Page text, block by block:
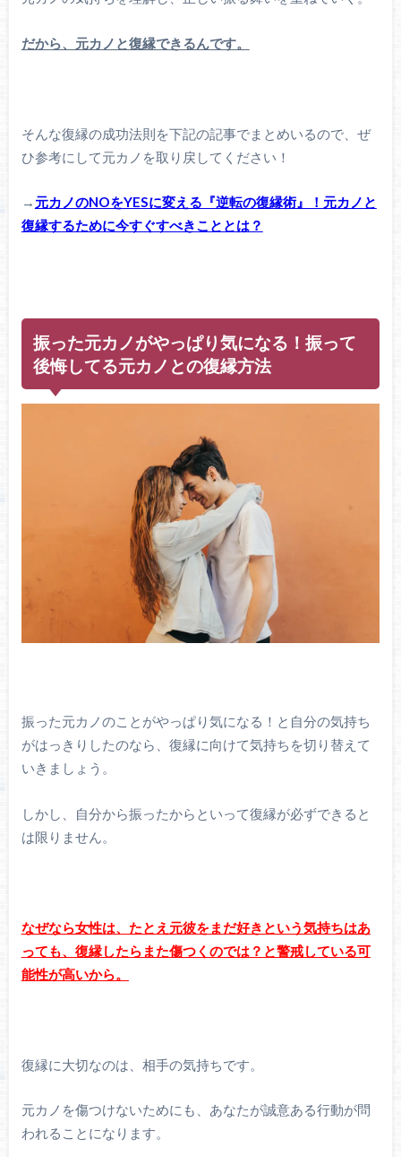
だから、元カノと復縁できるんです。
そんな復縁の成功法則を下記の記事でまとめいるので、ぜ
ひ参考にして元カノを取り戻してください！
→ 元カノのNOをYESに変える『逆転の復縁術』！元カノと
復縁するために今すぐすべきこととは？
振った元カノがやっぱり気になる！振って
後悔してる元カノとの復縁方法
振った元カノのことがやっぱり気になる！と自分の気持ち
がはっきりしたのなら、復縁に向けて気持ちを切り替えて
いきましょう。
しかし、自分から振ったからといって復縁が必ずできると
は限りません。
なぜなら女性は、たとえ元彼をまだ好きという気持ちはあ
っても、復縁したらまた傷つくのでは？と警戒している可
能性が高いから。
復縁に大切なのは、相手の気持ちです。
元カノを傷つけないためにも、あなたが誠意ある行動が問
われることになります。